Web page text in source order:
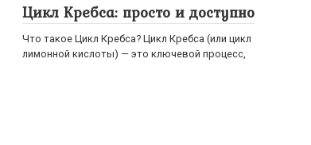
Цикл Кребса: просто и доступно
Что такое Цикл Кребса? Цикл Кребса (или цикл
лимонной кислоты) — это ключевой процесс,